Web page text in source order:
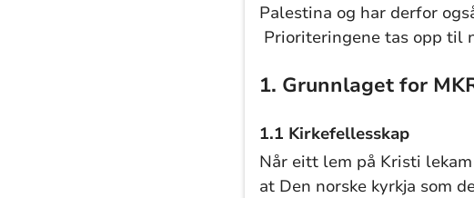
Palestina og har derfor
Prioriteringene tas opp til
1. Grunnlaget for
1.1 Kirkefellesskap
Når eitt lem på Kristi
at Den norske kyrkja som